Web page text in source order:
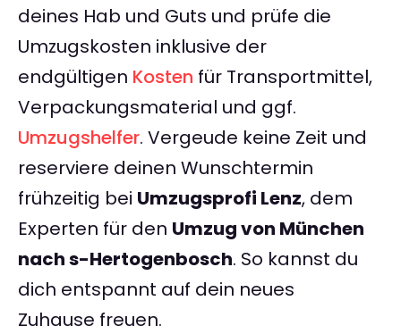
deines Hab und Guts und prüfe die
Umzugskosten inklusive der
endgültigen Kosten für Transportmittel,
Verpackungsmaterial und ggf.
Umzugshelfer. Vergeude keine Zeit und
reserviere deinen Wunschtermin
frühzeitig bei Umzugsprofi Lenz, dem
Experten für den Umzug von München
nach s-Hertogenbosch. So kannst du
dich entspannt auf dein neues
Zuhause freuen.